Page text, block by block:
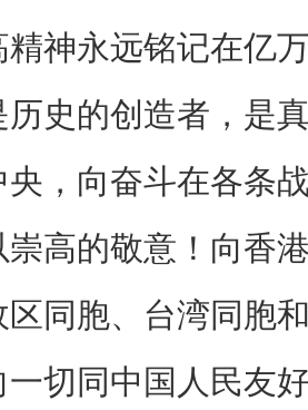
神永远铭记在亿
历史的创造者，是
，向奋斗在各条
崇高的敬意！向香
区同胞、台湾同胞
一切同中国人民友